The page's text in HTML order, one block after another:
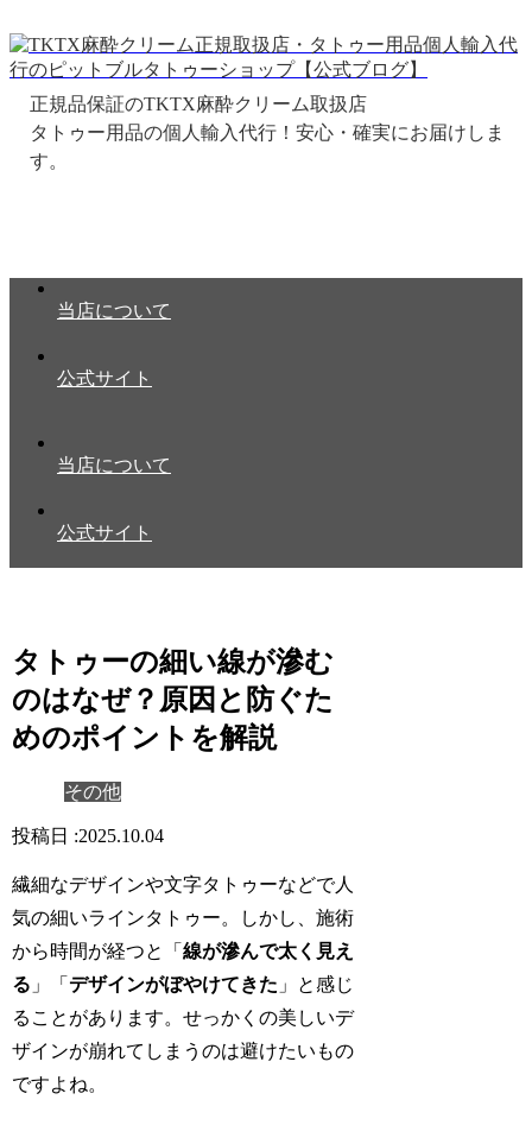
正規品保証のTKTX麻酔クリーム取扱店
当店について
公式サイト
当店について
公式サイト
タトゥーの細い線が滲む
のはなぜ？原因と防ぐた
めのポイントを解説
その他
2025.10.04
繊細なデザインや文字タトゥーなどで人
気の細いラインタトゥー。しかし、施術
から時間が経つと「線が滲んで太く見え
る 」「デザインがぼやけてきた 」と感じ
ることがあります。せっかくの美しいデ
ザインが崩れてしまうのは避けたいもの
ですよね。